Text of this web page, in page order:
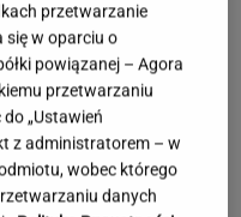
przetwarzanie
się w oparciu o
powiązanej – Agora
przetwarzaniu
„Ustawień
z administratorem – w
wobec którego
danych